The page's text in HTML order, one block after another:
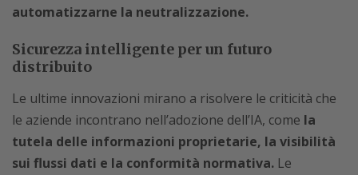
automatizzarne la neutralizzazione.
Sicurezza intelligente per un futuro
distribuito
Le ultime innovazioni mirano a risolvere le criticità che
le aziende incontrano nell’adozione dell’IA, come la
tutela delle informazioni proprietarie, la visibilità
sui flussi dati e la conformità normativa. Le